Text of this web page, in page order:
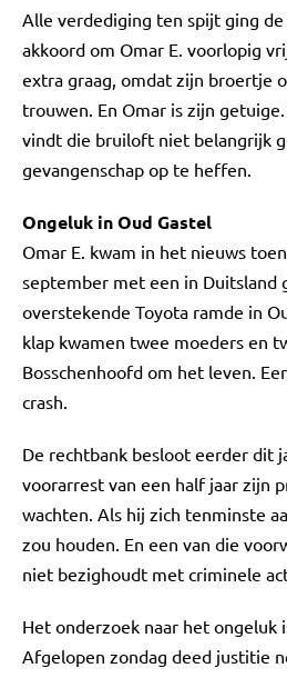
Alle verdediging ten spijt ging
akkoord om Omar E. voorlopig
extra graag, omdat zijn broertje
trouwen. En Omar is zijn
vindt die bruiloft niet belangrijk
gevangenschap op te heffen.
Ongeluk in Oud Gastel
Omar E. kwam in het nieuws
september met een in Duitsland
overstekende Toyota ramde in
klap kwamen twee moeders en
Bosschenhoofd om het leven.
crash.
De rechtbank besloot eerder dit
voorarrest van een half jaar zijn
wachten. Als hij zich tenminste
zou houden. En een van die
niet bezighoudt met criminele
Het onderzoek naar het ongeluk
Afgelopen zondag deed justitie